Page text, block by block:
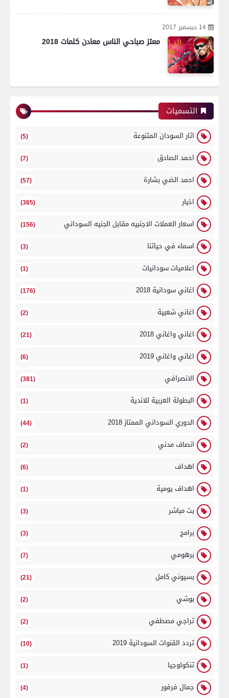
14 ديسمبر 2017
معتز صباحي الناس معادن كلمات 2018
التسميات
اثار السودان المتنوعة (5)
احمد الصادق (7)
احمد الضي بشارة (57)
اخبار (365)
اسعار العملات الاجنبيه مقابل الجنيه السوداني (156)
اسماء في حياتنا (3)
اعلاميات سودانيات (1)
اغاني سودانية 2018 (176)
اغاني شعبية (2)
اغاني واغاني 2018 (21)
اغاني واغاني 2019 (6)
الانصرافي (381)
البطولة العربية للاندية (1)
الدوري السوداني الممتاز 2018 (44)
انصاف مدني (2)
اهداف (6)
اهداف يومية (1)
بث مباشر (3)
برامج (3)
برهومي (7)
بسيوني كامل (21)
بوشي (2)
تراجي مصطفي (2)
تردد القنوات السودانية 2019 (10)
تنكولوجيا (1)
جمال فرفور (4)